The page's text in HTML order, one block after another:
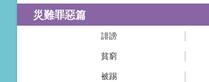
災難罪惡篇
誹謗
貧窮
被踢